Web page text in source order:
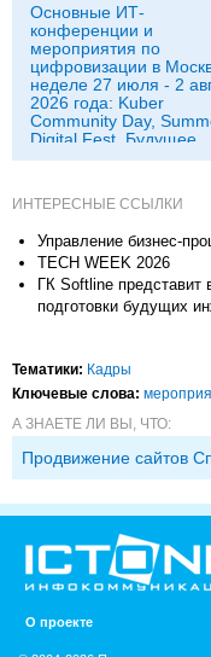
Основные ИТ-
конференции и
мероприятия по
цифровизации в
неделе 27 июля - 2
2026 года: Kuber
Community Day,
Digital Fest, Будущее
исследований в
ИНТЕРЕСНЫЕ ССЫЛКИ
Управление бизнес-
TECH WEEK 2026
ГК Softline
подготовки будущих
Тематики: Кадры
Ключевые слова:
А ЗНАЕТЕ ЛИ ВЫ, ЧТО:
Продвижение сайтов
О проекте